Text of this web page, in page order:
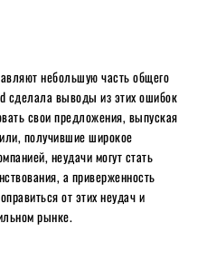
небольшую часть общего
сделала выводы из этих ошибок
свои предложения, выпуская
получившие широкое
неудачи могут стать
а приверженность
от этих неудач и
рынке.